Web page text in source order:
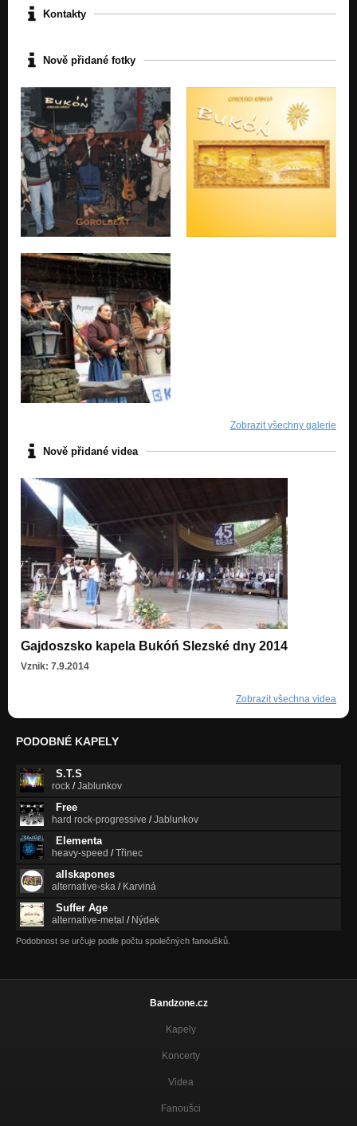
Kontakty
Nově přidané fotky
Zobrazit všechny galerie
Nově přidané videa
Gajdoszsko kapela Bukóń Slezské dny 2014
Vznik: 7.9.2014
Zobrazit všechna videa
PODOBNÉ KAPELY
S.T.S
rock /Jablunkov
Free
hard rock-progressive /Jablunkov
Elementa
heavy-speed /Třinec
allskapones
alternative-ska / Karviná
Suffer Age
alternative-metal / Nýdek
Podobnost se určuje podle počtu společných fanoušků.
Bandzone.cz
Kapely
Koncerty
Videa
Fanoušci